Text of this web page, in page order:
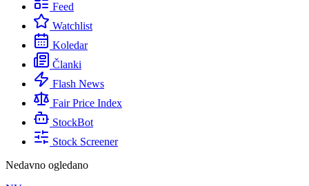
Feed
Watchlist
Koledar
Članki
Flash News
Fair Price Index
StockBot
Stock Screener
Nedavno ogledano